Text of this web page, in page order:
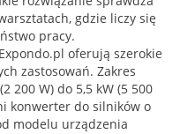
gdzie liczy się
pracy.
oferują szerokie
zastosowań. Zakres
200 W) do 5,5 kW (5 500
konwerter do silników o
modelu urządzenia